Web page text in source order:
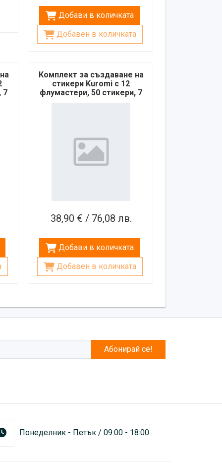
Добави в количката
Добавен в количката
7
Комплект за създаване на
стикери Kuromi с 12
флумастери, 50 стикери, 7
38,90 € / 76,08 лв.
Добави в количката
Добавен в количката
Абонирай се!
Понеделник - Петък / 09:00 - 18:00